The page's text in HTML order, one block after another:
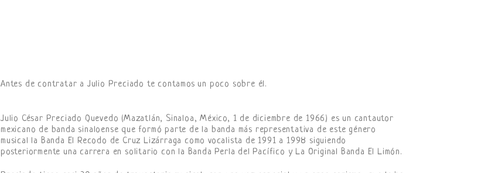
Antes de contratar a Julio Preciado te contamos un poco sobre él.
Julio César Preciado Quevedo (Mazatlán, Sinaloa, México, 1 de diciembre de 1966) es un cantautor
mexicano de banda sinaloense que formó parte de la banda más representativa de este género
musical la Banda El Recodo de Cruz Lizárraga como vocalista de 1991 a 1998 siguiendo
posteriormente una carrera en solitario con la Banda Perla del Pacífico y La Original Banda El Limón.